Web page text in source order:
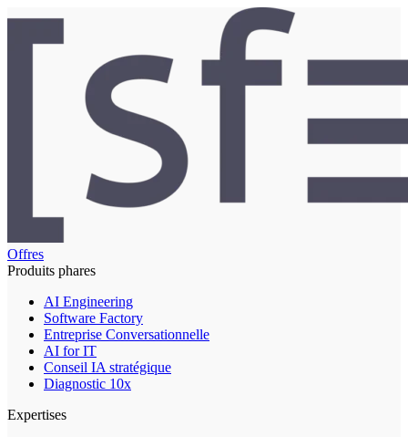
Offres
Produits phares
AI Engineering
Software Factory
Entreprise Conversationnelle
AI for IT
Conseil IA stratégique
Diagnostic 10x
Expertises